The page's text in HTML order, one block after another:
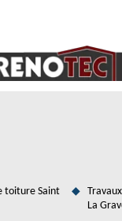
toiture Saint
La